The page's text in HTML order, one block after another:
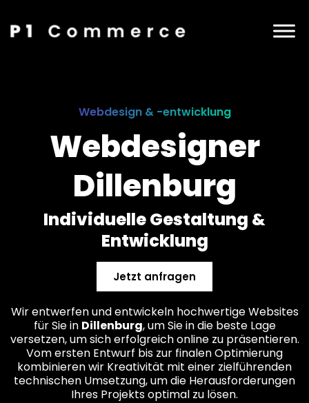
Webdesign & -entwicklung
Webdesigner
Dillenburg
Individuelle Gestaltung &
Entwicklung
Jetzt anfragen
Wir entwerfen und entwickeln hochwertige Websites
für Sie in Dillenburg, um Sie in die beste Lage
versetzen, um sich erfolgreich online zu präsentieren.
Vom ersten Entwurf bis zur finalen Optimierung
kombinieren wir Kreativität mit einer zielführenden
technischen Umsetzung, um die Herausforderungen
Ihres Projekts optimal zu lösen.